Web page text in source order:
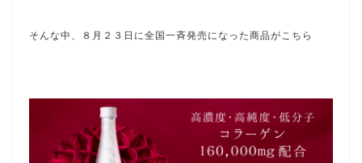
そんな中、８月２３日に全国一斉発売になった商品がこちら